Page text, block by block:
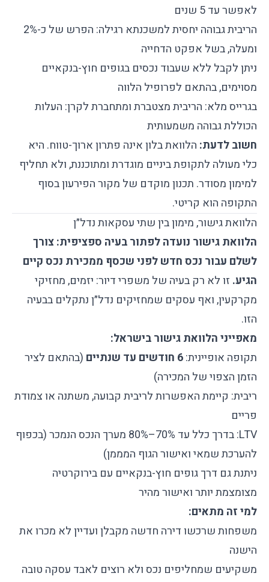
לאפשר עד 5 שנים
הריבית גבוהה יחסית למשכנתא רגילה: הפרש של כ-2%
ומעלה, בשל אפקט הדחייה
ניתן לקבל ללא שעבוד נכסים בגופים חוץ-בנקאיים
מסוימים, בהתאם לפרופיל הלווה
בגרייס מלא: הריבית מצטברת ומתחברת לקרן: העלות
הכוללת גבוהה משמעותית
חשוב לדעת: הלוואת בלון אינה פתרון ארוך-טווח. היא
כלי מעולה לתקופת ביניים מוגדרת ומתוכננת, ולא תחליף
למימון מסודר. תכנון מוקדם של מקור הפירעון בסוף
התקופה הוא קריטי.
הלוואת גישור, מימון בין שתי עסקאות נדל״ן
הלוואת גישור נועדה לפתור בעיה ספציפית: צורך
לשלם עבור נכס חדש לפני שכסף ממכירת נכס קיים
הגיע. זו לא רק בעיה של משפרי דיור: יזמים, מחזיקי
מקרקעין, ואף עסקים שמחזיקים נדל״ן נתקלים בבעיה
הזו.
מאפייני הלוואת גישור בישראל:
תקופה אופיינית:6 חודשים עד שנתיים
(בהתאם לציר
הזמן הצפוי של המכירה)
ריבית: קיימת האפשרות לריבית קבועה, משתנה או צמודת
פריים
LTV: בדרך כלל עד 70%–80% מערך הנכס הנמכר (בכפוף
להערכת שמאי ואישור הגוף המממן)
ניתנת גם דרך גופים חוץ-בנקאיים עם בירוקרטיה
מצומצמת יותר ואישור מהיר
למי זה מתאים:
משפחות שרכשו דירה חדשה מקבלן ועדיין לא מכרו את
הישנה
משקיעים שמחליפים נכס ולא רוצים לאבד עסקה טובה